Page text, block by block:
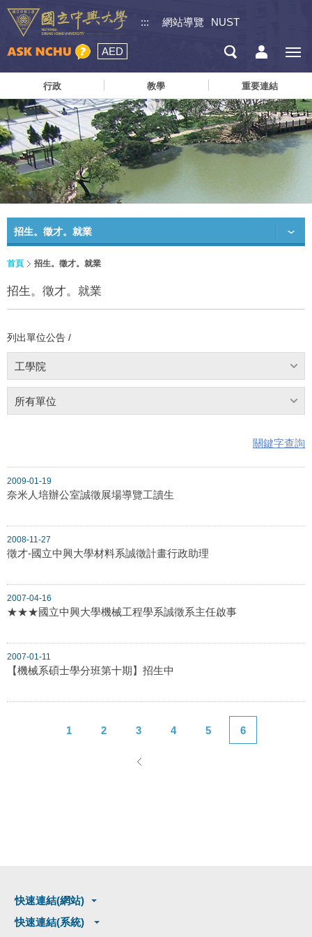
::: 網站導覽 NUST
AED
行政 教學 重要連結
招生。徵才。就業
首頁 招生。徵才。就業
招生。徵才。就業
列出單位公告 /
工學院
所有單位
關鍵字查詢
2009-01-19
奈米人培辦公室誠徵展場導覽工讀生
2008-11-27
徵才-國立中興大學材料系誠徵計畫行政助理
2007-04-16
★★★國立中興大學機械工程學系誠徵系主任啟事
2007-01-11
【機械系碩士學分班第十期】招生中
1 2 3 4 5 6
快速連結(網站)
快速連結(系統)